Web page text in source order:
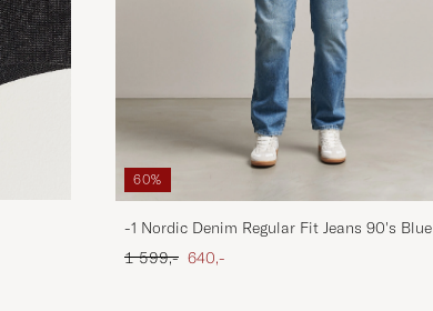
60%
-1 Nordic Denim Regular Fit Jeans 90's Blue
Ordinær pris
1 599,- Nedsatt pris
640,-